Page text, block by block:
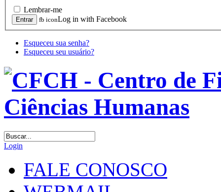
Lembrar-me
fb iconLog in with Facebook
Esqueceu sua senha?
Esqueceu seu usuário?
Login
FALE CONOSCO